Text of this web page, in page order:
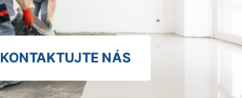
KONTAKTUJTE NÁS